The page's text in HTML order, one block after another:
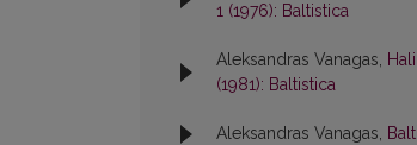
1 (1976): Baltistica
Aleksandras Vanagas,
(1981): Baltistica
Aleksandras Vanagas,